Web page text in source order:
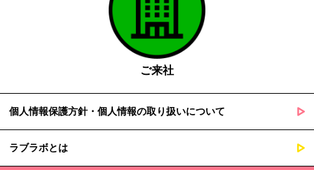
ご来社
個人情報保護方針・個人情報の取り扱いについて
ラブラボとは